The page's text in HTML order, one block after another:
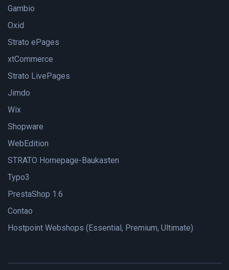
Gambio
Oxid
Strato ePages
xtCommerce
Strato LivePages
Jimdo
Wix
Shopware
WebEdition
STRATO Homepage-Baukasten
Typo3
PrestaShop 1.6
Contao
Hostpoint Webshops (Essential, Premium, Ultimate)